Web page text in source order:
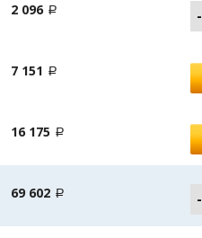
2 096
7 151
16 175
69 602